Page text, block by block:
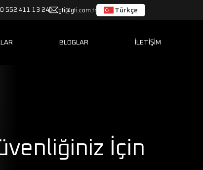
552 411 13 24 gti@gti.com.tr Türkçe
BLOGLAR İLETİŞİM
İçin